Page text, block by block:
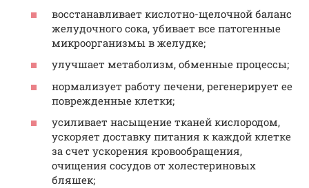
восстанавливает кислотно-щелочной баланс
желудочного сока, убивает все патогенные
микроорганизмы в желудке;
улучшает метаболизм, обменные процессы;
нормализует работу печени, регенерирует ее
поврежденные клетки;
усиливает насыщение тканей кислородом,
ускоряет доставку питания к каждой клетке
за счет ускорения кровообращения,
очищения сосудов от холестериновых
бляшек;